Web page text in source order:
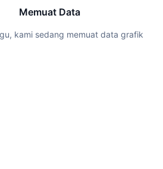
Memuat Data
kami sedang memuat data grafik